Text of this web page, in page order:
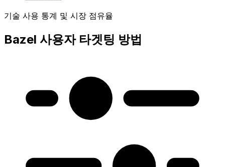
기술 사용 통계 및 시장 점유율
Bazel 사용자 타겟팅 방법